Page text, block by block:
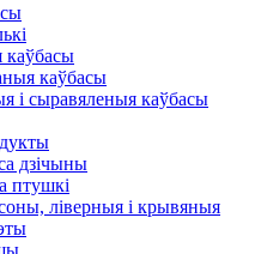
каўбасы
і сыравяленыя каўбасы
дзічыны
птушкі
ліверныя і крывяныя